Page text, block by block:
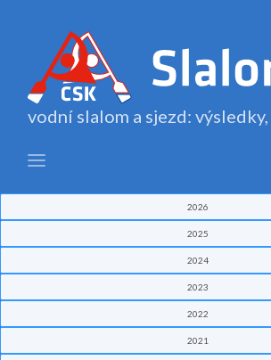
vodní slalom a sjezd:
2026
2025
2024
2023
2022
2021